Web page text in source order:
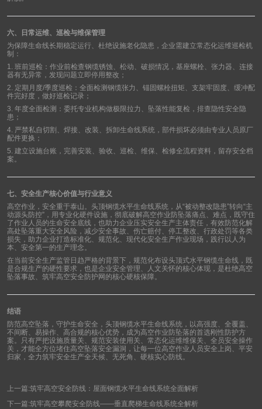
六、日常运维、巡检与维保管理
为保障生命线长期稳定运行、杜绝设施老化隐患，企业需建立常态化运维巡检机
制：
1. 班前巡检：作业前检查钢缆锈蚀、松动、破损情况，基座螺栓、张力器、连接
器有无异常，发现问题立即停用整改；
2. 定期月度/季度巡检：全面检测钢缆张力、锚固螺栓扭矩、支架牢固度、缓冲配
件完好度，做好巡检记录；
3. 年度全面检测：委托专业机构做极限拉力、坠落性能复检，排查隐性安全隐
患；
4. 严禁私自切割、焊接、改装、拆卸生命线系统，部件损坏必须由专业人员原厂
配件更换；
5. 建立设施台账，完善安装、验收、巡检、维保、检修全流程资料，留存安全档
案。
七、安全生产核心价值与行业意义
高空作业，安全重于泰山。头顶钢缆水平生命线系统，从“被动整改隐患”转向“主
动源头防控” ，用专业化硬件设施，彻底破解高空作业防坠落痛点、难点，既守住
了作业人员的生命安全底线，也助力企业压实安全生产主体责任，有效防范化解
高处坠落重大安全风险，减少安全事故、伤亡赔付、停工整改、行政处罚等各类
损失，助力企业打造标准化、规范化、现代化安全生产作业现场，践行以人为
本、安全第一的生产理念。
在当前安全生产监管日趋严格的背景下，规范化布设头顶式水平钢缆生命线，既
是合规生产的硬性要求，也是企业安全管理、人文关怀的核心体现，是杜绝高空
坠落事故、筑牢高空安全防护网的核心硬核保障。
结语
防范高空坠落，守护生命安全，头顶钢缆水平生命线系统，以高强度、全覆盖、
不间断、易操作、高合规的核心优势，成为高空作业防坠落的首选刚性防护方
案。只有严把设施质量关、规范安装使用关、常态化运维维保关、全员安全操作
关，才能全方位堵住高空坠落安全漏洞，让每一位高空作业人员安全上岗、平安
归家，全力筑牢安全生产全天候、无死角、硬核实心防线。
上一篇:筑牢高空安全防线：屋面钢缆水平生命线系统全面解析
下一篇:筑牢高空攀爬安全防线——垂直爬梯生命线系统全解析